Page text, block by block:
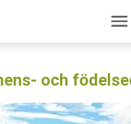
och